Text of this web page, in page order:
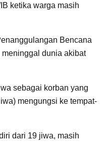
ketika warga masih
Bencana
dunia akibat
sebagai korban yang
mengungsi ke tempat-
dari 19 jiwa, masih